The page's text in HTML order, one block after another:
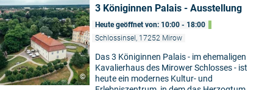
©
3 Königinnen Palais - Ausstellung
Heute geöffnet von: 10:00 - 18:00
Schlossinsel, 17252 Mirow
Das 3 Königinnen Palais - im ehemaligen
Kavalierhaus des Mirower Schlosses - ist
heute ein modernes Kultur- und